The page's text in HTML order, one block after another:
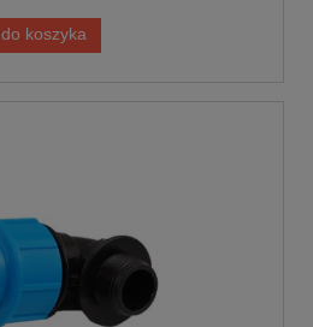
do koszyka